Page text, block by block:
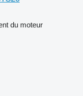
du moteur